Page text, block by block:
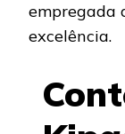
empregada
excelência.